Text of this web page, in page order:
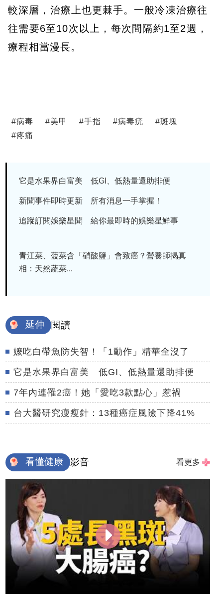
較深層，治療上也更棘手。一般冷凍治療往
往需要6至10次以上，每次間隔約1至2週，
療程相當漫長。
#病毒 #美甲 #手指 #病毒疣 #斑塊
#疼痛
它是水果界白富美 低GI、低熱量還助排便
新聞事件即時更新 所有消息一手掌握！
追蹤訂閱娛樂星聞 給你最即時的娛樂星鮮事
青江菜、菠菜含「硝酸鹽」會致癌？營養師揭真
相：天然蔬菜...
延伸 閱讀
嬤吃白帶魚防失智！「1動作」精華全沒了
它是水果界白富美 低GI、低熱量還助排便
7年內連罹2癌！她「愛吃3款點心」惹禍
台大醫研究瘦瘦針：13種癌症風險下降41%
看懂健康 影音 看更多